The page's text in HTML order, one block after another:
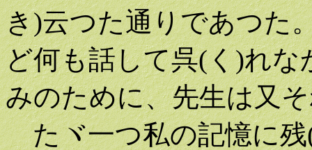
き)云つた通りであつた
ど何も話して呉(く)れ
みのために、先生は又
たヾ一つ私の記憶に残